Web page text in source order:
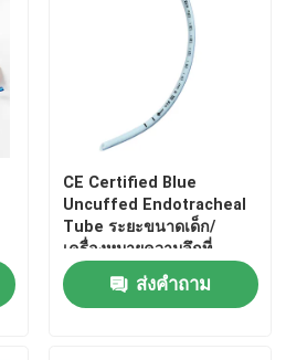
CE Certified Blue
Uncuffed Endotracheal
Tube ระยะขนาดเด็ก/
เครื่องหมายความลึกที่
ชัดเจน- CE ISO
Certificationส่งคำถาม